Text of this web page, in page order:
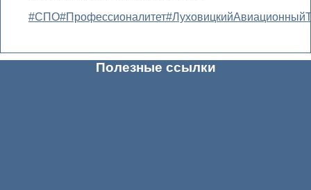
#СПО#Профессионалитет
Полезные ссылки